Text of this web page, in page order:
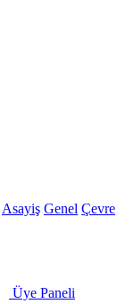
Asayiş Genel Çevre
Üye Paneli